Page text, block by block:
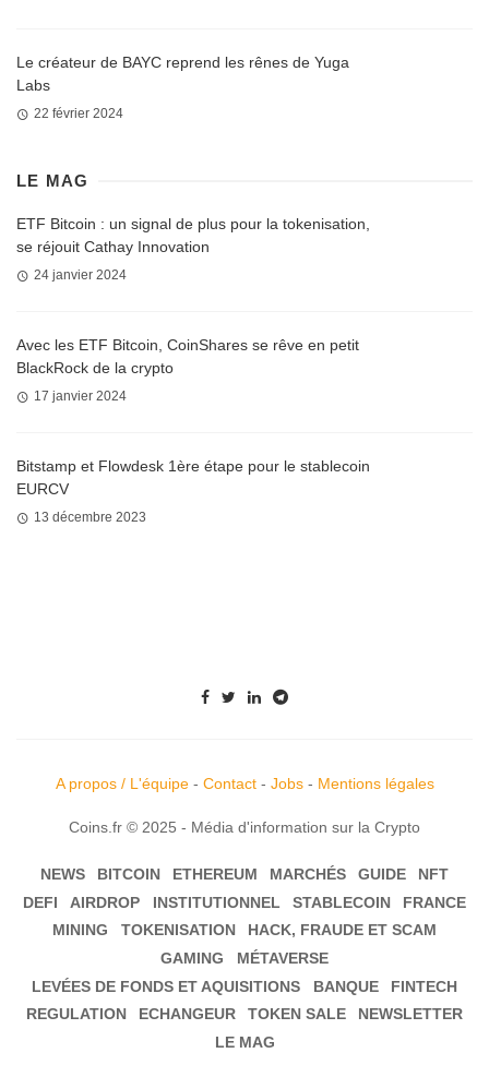
Le créateur de BAYC reprend les rênes de Yuga
Labs
22 février 2024
LE MAG
ETF Bitcoin : un signal de plus pour la tokenisation,
se réjouit Cathay Innovation
24 janvier 2024
Avec les ETF Bitcoin, CoinShares se rêve en petit
BlackRock de la crypto
17 janvier 2024
Bitstamp et Flowdesk 1ère étape pour le stablecoin
EURCV
13 décembre 2023
A propos / L'équipe- Contact- Jobs- Mentions légales
Coins.fr © 2025 - Média d'information sur la Crypto
NEWS BITCOIN ETHEREUM MARCHÉS GUIDE
NFT
DEFI
AIRDROP INSTITUTIONNEL STABLECOIN
FRANCE
MINING
TOKENISATION
HACK, FRAUDE ET SCAM
GAMING
MÉTAVERSE
LEVÉES DE FONDS ET AQUISITIONS
BANQUE
FINTECH
REGULATION
ECHANGEUR TOKEN SALE
NEWSLETTER
LE MAG